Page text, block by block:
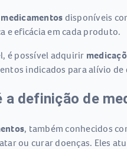
medicamentos disponíveis
e eficácia em cada produto.
é possível adquirir
indicados para alívio
a definição de
, também conhecidos
ou curar doenças. Eles